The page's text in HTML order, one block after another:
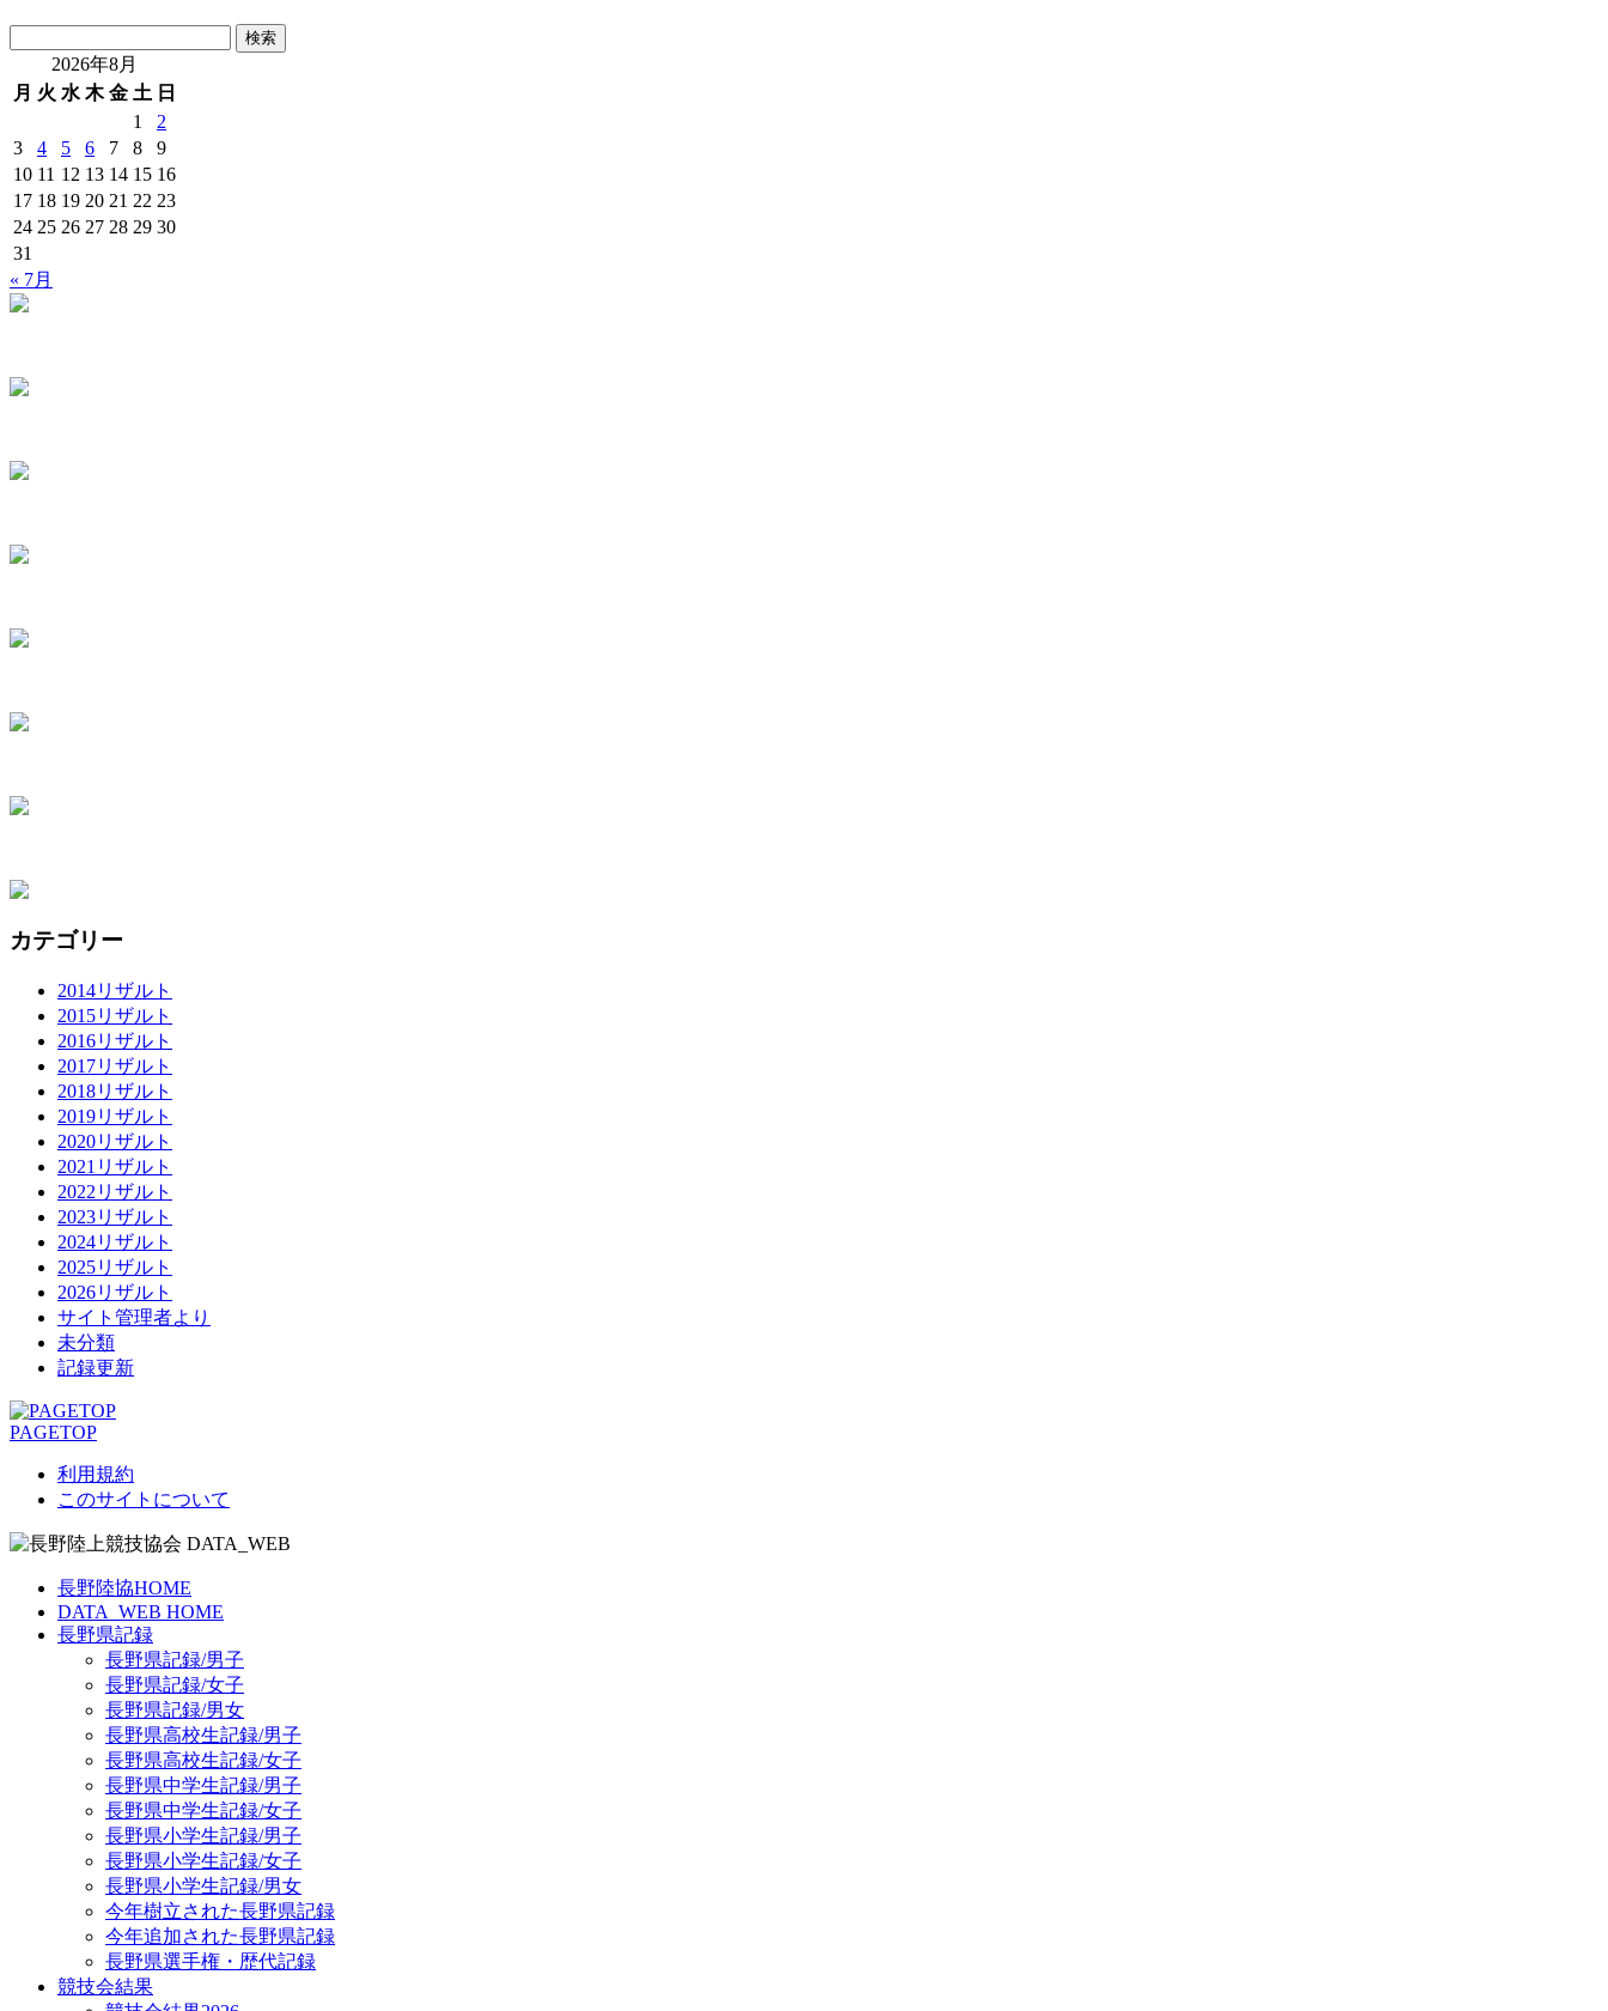
2026年8月
月 火 水 木 金 土 日
1
2
3
4 5 6 7 8
9
10 11 12 13 14 15 16
17 18 19 20 21 22 23
24 25 26 27 28 29 30
31
« 7月
カテゴリー
2014リザルト
2015リザルト
2016リザルト
2017リザルト
2018リザルト
2019リザルト
2020リザルト
2021リザルト
2022リザルト
2023リザルト
2024リザルト
2025リザルト
2026リザルト
サイト管理者より
未分類
記録更新
PAGETOP
利用規約
このサイトについて
長野陸協HOME
DATA_WEB HOME
長野県記録
長野県記録/男子
長野県記録/女子
長野県記録/男女
長野県高校生記録/男子
長野県高校生記録/女子
長野県中学生記録/男子
長野県中学生記録/女子
長野県小学生記録/男子
長野県小学生記録/女子
長野県小学生記録/男女
今年樹立された長野県記録
今年追加された長野県記録
長野県選手権・歴代記録
競技会結果